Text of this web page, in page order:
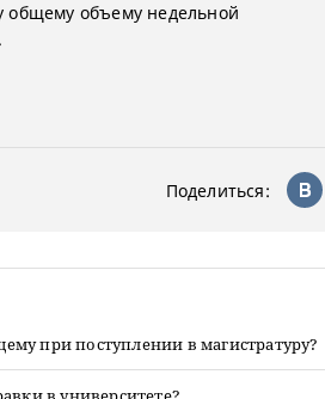
общему объему недельной
Поделиться:
при поступлении в магистратуру?